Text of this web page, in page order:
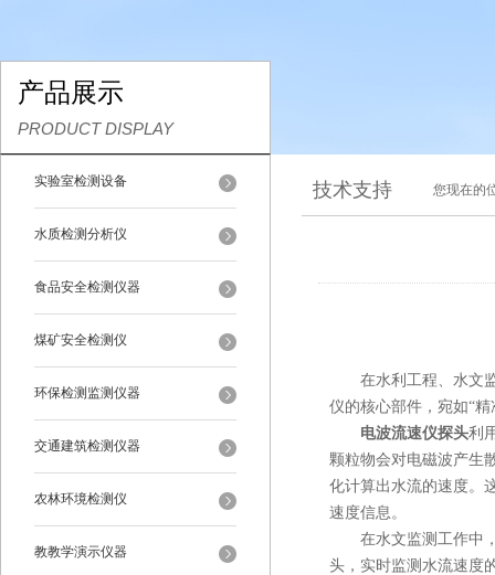
产品展示
PRODUCT DISPLAY
实验室检测设备
水质检测分析仪
食品安全检测仪器
煤矿安全检测仪
环保检测监测仪器
交通建筑检测仪器
农林环境检测仪
教教学演示仪器
技术支持 您现在的
在水利工程、水文监
仪的核心部件，宛如“
电波流速仪探头利
颗粒物会对电磁波产生
化计算出水流的速度。
速度信息。
在水文监测工作中，
头，实时监测水流速度